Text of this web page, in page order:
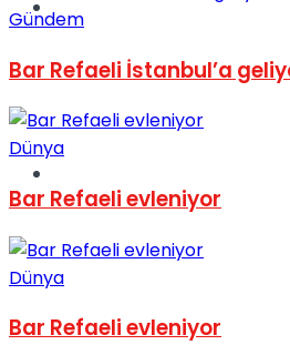
Spor
Gündem
Bar Refaeli İstanbul’a
Dünya
Bar Refaeli evleniyor
Dünya
Bar Refaeli evleniyor